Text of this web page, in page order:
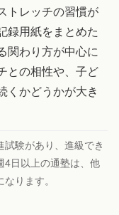
トレッチの習慣が
録用紙をまとめた
関わり方が中心に
との相性や、子ど
くかどうかが大き
験があり、進級でき
4日以上の通塾は、他
ります。